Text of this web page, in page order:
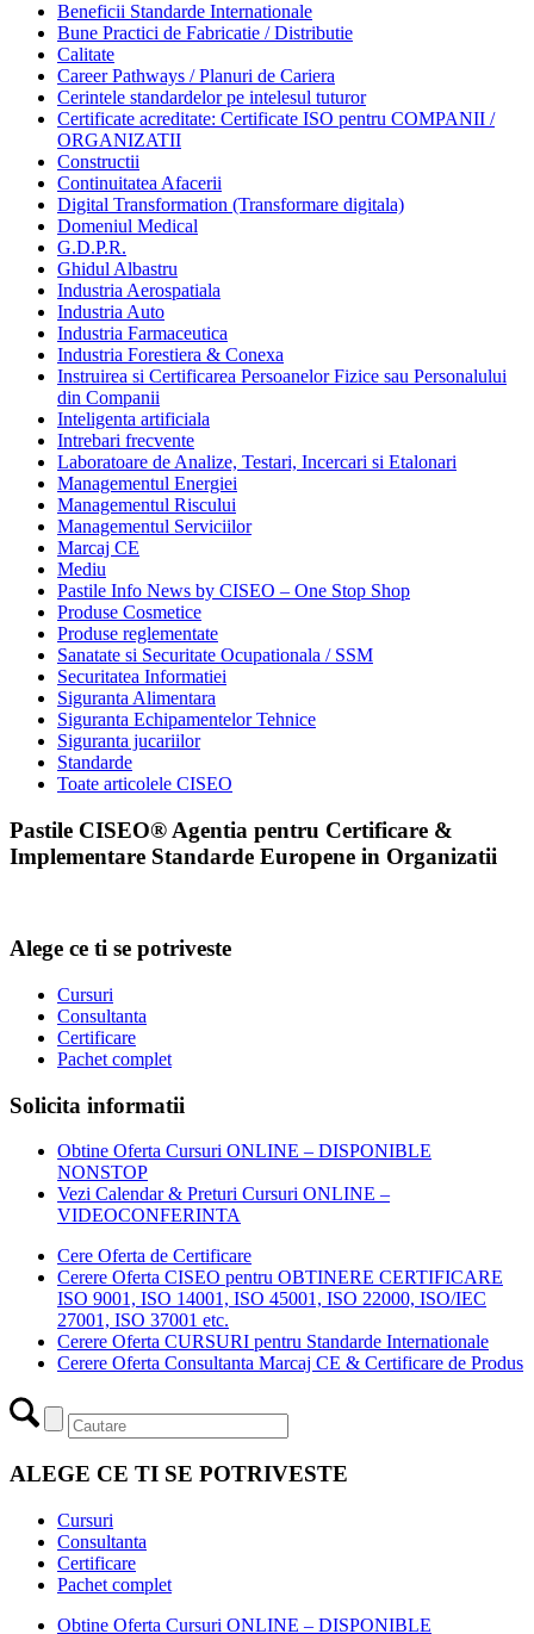
Beneficii Standarde Internationale
Bune Practici de Fabricatie / Distributie
Calitate
Career Pathways / Planuri de Cariera
Cerintele standardelor pe intelesul tuturor
Certificate acreditate: Certificate ISO pentru COMPANII /
ORGANIZATII
Constructii
Continuitatea Afacerii
Digital Transformation (Transformare digitala)
Domeniul Medical
G.D.P.R.
Ghidul Albastru
Industria Aerospatiala
Industria Auto
Industria Farmaceutica
Industria Forestiera & Conexa
Instruirea si Certificarea Persoanelor Fizice sau Personalului
din Companii
Inteligenta artificiala
Intrebari frecvente
Laboratoare de Analize, Testari, Incercari si Etalonari
Managementul Energiei
Managementul Riscului
Managementul Serviciilor
Marcaj CE
Mediu
Pastile Info News by CISEO – One Stop Shop
Produse Cosmetice
Produse reglementate
Sanatate si Securitate Ocupationala / SSM
Securitatea Informatiei
Siguranta Alimentara
Siguranta Echipamentelor Tehnice
Siguranta jucariilor
Standarde
Toate articolele CISEO
Pastile CISEO® Agentia pentru Certificare &
Implementare Standarde Europene in Organizatii
Alege ce ti se potriveste
Cursuri
Consultanta
Certificare
Pachet complet
Solicita informatii
Obtine Oferta Cursuri ONLINE – DISPONIBLE
NONSTOP
Vezi Calendar & Preturi Cursuri ONLINE –
VIDEOCONFERINTA
Cere Oferta de Certificare
Cerere Oferta CISEO pentru OBTINERE CERTIFICARE
ISO 9001, ISO 14001, ISO 45001, ISO 22000, ISO/IEC
27001, ISO 37001 etc.
Cerere Oferta CURSURI pentru Standarde Internationale
Cerere Oferta Consultanta Marcaj CE & Certificare de Produs
ALEGE CE TI SE POTRIVESTE
Cursuri
Consultanta
Certificare
Pachet complet
Obtine Oferta Cursuri ONLINE – DISPONIBLE